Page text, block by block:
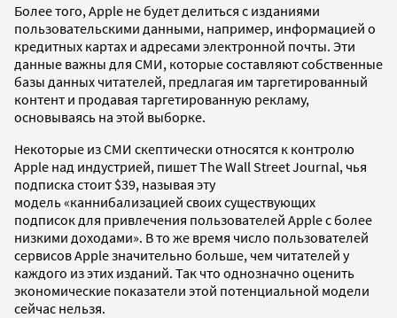
Более того, Apple не будет делиться с изданиями
пользовательскими данными, например, информацией о
кредитных картах и ​​адресами электронной почты. Эти
данные важны для СМИ, которые составляют собственные
базы данных читателей, предлагая им таргетированный
контент и продавая таргетированную рекламу,
основываясь на этой выборке.
Некоторые из СМИ скептически относятся к контролю
Apple над индустрией, пишет The Wall Street Journal, чья
подписка стоит $39, называя эту
модель «каннибализацией своих существующих
подписок для привлечения пользователей Apple с более
низкими доходами». В то же время число пользователей
сервисов Apple значительно больше, чем читателей у
каждого из этих изданий. Так что однозначно оценить
экономические показатели этой потенциальной модели
сейчас нельзя.